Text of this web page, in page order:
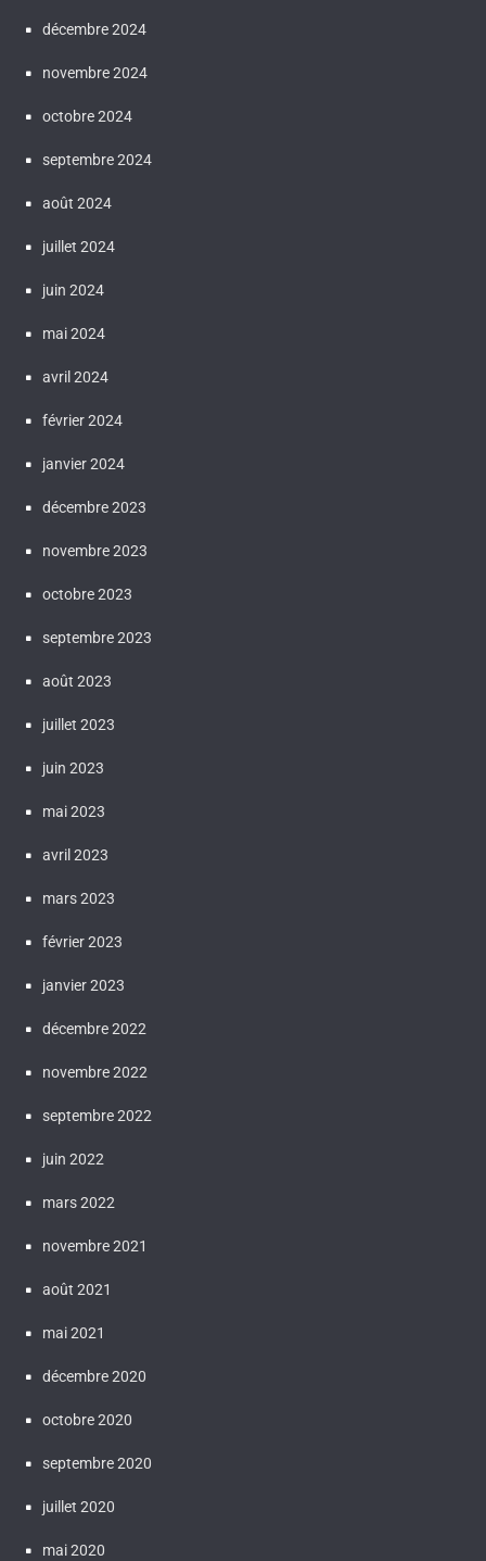
décembre 2024
novembre 2024
octobre 2024
septembre 2024
août 2024
juillet 2024
juin 2024
mai 2024
avril 2024
février 2024
janvier 2024
décembre 2023
novembre 2023
octobre 2023
septembre 2023
août 2023
juillet 2023
juin 2023
mai 2023
avril 2023
mars 2023
février 2023
janvier 2023
décembre 2022
novembre 2022
septembre 2022
juin 2022
mars 2022
novembre 2021
août 2021
mai 2021
décembre 2020
octobre 2020
septembre 2020
juillet 2020
mai 2020